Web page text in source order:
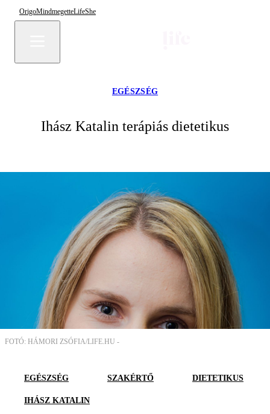
OrigoMindmegetteLifeShe
EGÉSZSÉG
Ihász Katalin terápiás dietetikus
FOTÓ: HÁMORI ZSÓFIA/LIFE.HU -
EGÉSZSÉG SZAKÉRTŐ DIETETIKUS
IHÁSZ KATALIN